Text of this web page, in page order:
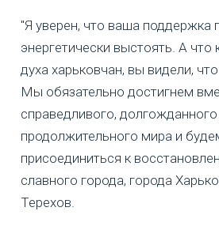
"Я уверен, что ваша поддержка
энергетически выстоять. А что
духа харьковчан, вы видели,
Мы обязательно достигнем
справедливого, долгожданного
продолжительного мира и
присоединиться к
славного города, города
Терехов.